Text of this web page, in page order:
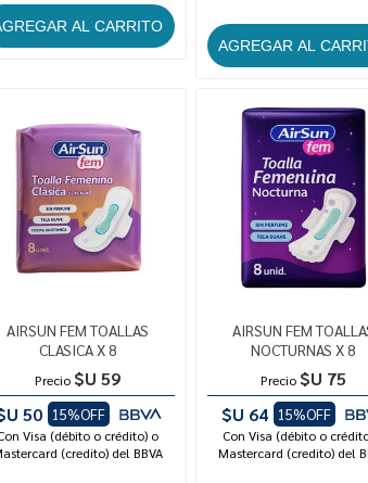
AIRSUN FEM TOALLAS
CLASICA X 8
Precio $U 59
50 15%OFF
Visa (débito o crédito) o
(credito) del BBVA
AIRSUN FEM
NOCTURNAS X 8
Precio $U 75
$U 64 15%OFF
Con Visa (débito o
Mastercard (credito) del